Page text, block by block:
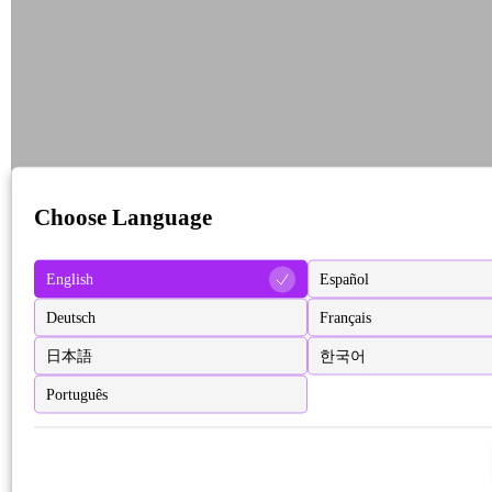
Choose Language
English Español
Deutsch Français
日本語 한국어
Português